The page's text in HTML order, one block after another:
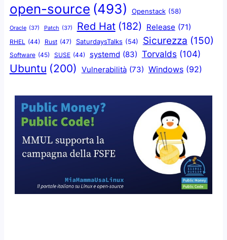
open-source (493) Openstack (58)
Oracle (37) Patch (37) Red Hat (182) Release (71)
RHEL (44) Rust (47) SaturdaysTalks (54) Sicurezza (150)
Software (45) SUSE (44) systemd (83) Torvalds (104)
Ubuntu (200) Vulnerabilità (73) Windows (92)